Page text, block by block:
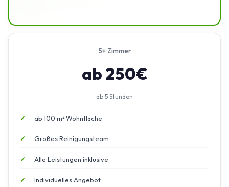
5+ Zimmer
ab 250€
ab 5 Stunden
ab 100 m² Wohnfläche
Großes Reinigungsteam
Alle Leistungen inklusive
Individuelles Angebot